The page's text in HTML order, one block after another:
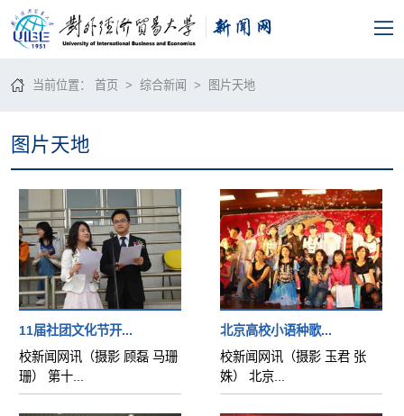
当前位置：首页 >综合新闻 > 图片天地
图片天地
11届社团文化节开...
校新闻网讯（摄影 顾磊 马珊
珊） 第十...
北京高校小语种歌...
校新闻网讯（摄影 玉君 张
姝） 北京...